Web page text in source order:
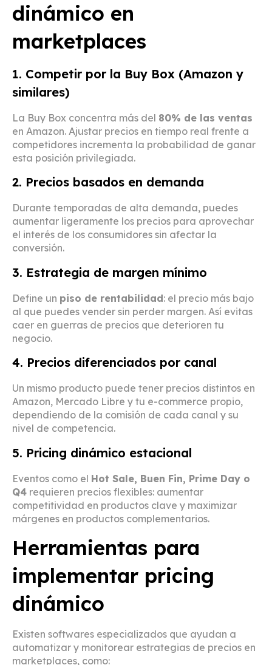
dinámico en
marketplaces
1. Competir por la Buy Box (Amazon y
similares)
La Buy Box concentra más del 80% de las ventas
en Amazon. Ajustar precios en tiempo real frente a
competidores incrementa la probabilidad de ganar
esta posición privilegiada.
2. Precios basados en demanda
Durante temporadas de alta demanda, puedes
aumentar ligeramente los precios para aprovechar
el interés de los consumidores sin afectar la
conversión.
3. Estrategia de margen mínimo
Define un piso de rentabilidad: el precio más bajo
al que puedes vender sin perder margen. Así evitas
caer en guerras de precios que deterioren tu
negocio.
4. Precios diferenciados por canal
Un mismo producto puede tener precios distintos en
Amazon, Mercado Libre y tu e-commerce propio,
dependiendo de la comisión de cada canal y su
nivel de competencia.
5. Pricing dinámico estacional
Eventos como el Hot Sale, Buen Fin, Prime Day o
Q4 requieren precios flexibles: aumentar
competitividad en productos clave y maximizar
márgenes en productos complementarios.
Herramientas para
implementar pricing
dinámico
Existen softwares especializados que ayudan a
automatizar y monitorear estrategias de precios en
marketplaces, como: